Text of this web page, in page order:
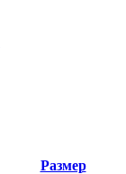
Размер